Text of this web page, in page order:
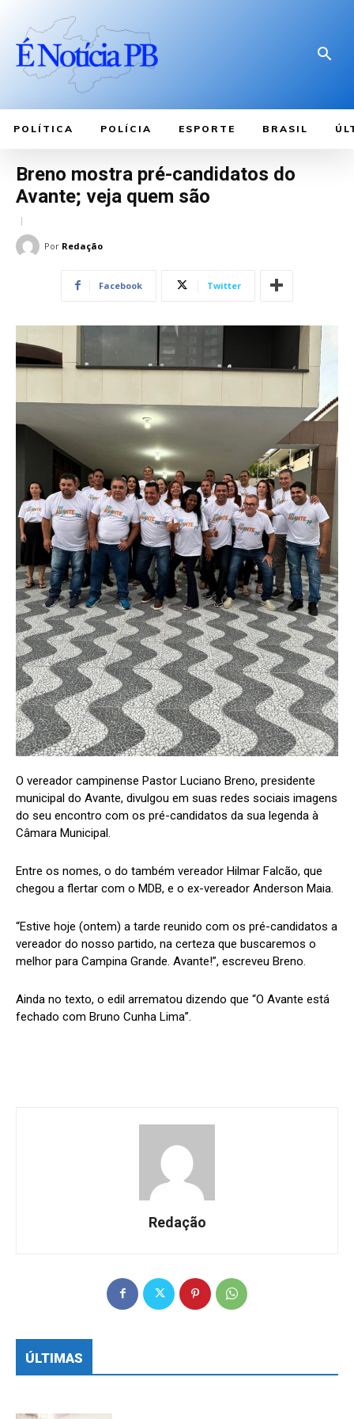
POLÍTICA POLÍCIA ESPORTE BRASIL
Breno mostra pré-candidatos do
Avante; veja quem são
Por Redação
Facebook Twitter
O vereador campinense Pastor Luciano Breno, presidente
municipal do Avante, divulgou em suas redes sociais imagens
do seu encontro com os pré-candidatos da sua legenda à
Câmara Municipal.
Entre os nomes, o do também vereador Hilmar Falcão, que
chegou a flertar com o MDB, e o ex-vereador Anderson Maia.
“Estive hoje (ontem) a tarde reunido com os pré-candidatos a
vereador do nosso partido, na certeza que buscaremos o
melhor para Campina Grande. Avante!”, escreveu Breno.
Ainda no texto, o edil arrematou dizendo que “O Avante está
fechado com Bruno Cunha Lima”.
Redação
ÚLTIMAS